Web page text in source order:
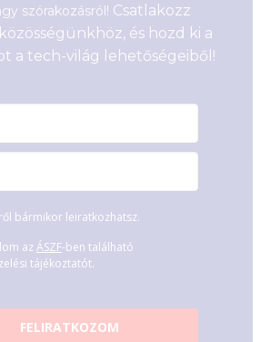
szórakozásról! Csatlakozz
és hozd ki a
a tech-világ lehetőségeiből!
bármikor leiratkozhatsz.
az ÁSZF-ben található
tájékoztatót.
FELIRATKOZOM